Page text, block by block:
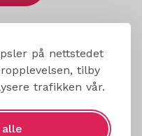
på nettstedet
tilby
trafikken vår.